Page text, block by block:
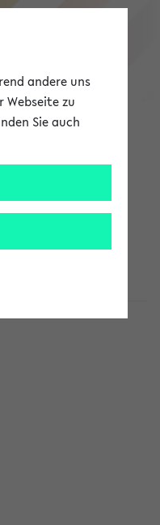
andere uns
Webseite zu
Sie auch